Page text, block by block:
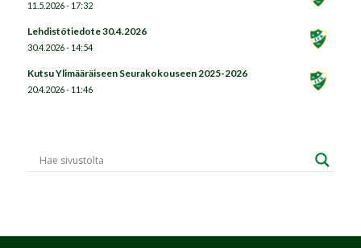
11.5.2026 - 17:32
Lehdistötiedote 30.4.2026
30.4.2026 - 14:54
Kutsu Ylimääräiseen Seurakokouseen 2025-2026
20.4.2026 - 11:46